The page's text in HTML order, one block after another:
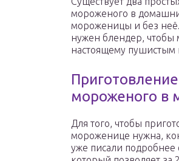
мороженого в
мороженицы и без
нужен блендер, чтобы
настоящему
мороженого в
Для того, чтобы
мороженице нужна,
уже писали подробнее